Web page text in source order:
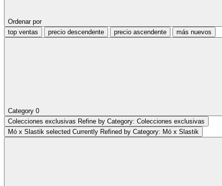
Ordenar por
top ventas
precio descendente precio ascendente más nuevos
Category 0
Colecciones exclusivas Refine by Category: Colecciones exclusivas
Mó x Slastik
selected Currently Refined by Category: Mó x Slastik